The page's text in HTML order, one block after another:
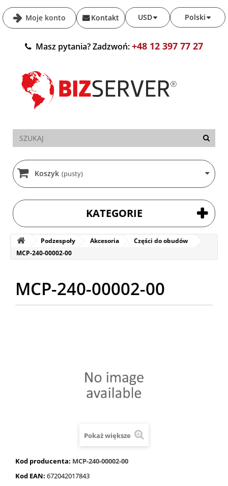
Moje konto Polski
USD
Kontakt
Masz pytania? Zadzwoń:+48 12 397 77 27
Koszyk (pusty)
KATEGORIE
Podzespoły Akcesoria
Części do obudów
MCP-240-00002-00
MCP-240-00002-00
Pokaż większe
Kod producenta: MCP-240-00002-00
Kod EAN: 672042017843